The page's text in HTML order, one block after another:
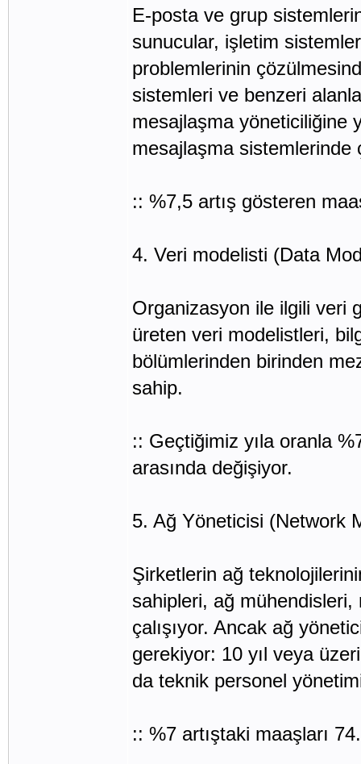
E-posta ve grup
sunucular, işletim
problemlerinin
sistemleri ve benzeri
mesajlaşma yöneticiliğine
mesajlaşma sistemlerinde
:: %7,5 artış gösteren
4. Veri modelisti (Data
Organizasyon ile ilgili veri
üreten veri modelistleri,
bölümlerinden birinden
sahip.
:: Geçtiğimiz yıla oranla
arasında değişiyor.
5. Ağ Yöneticisi (Network
Şirketlerin ağ
sahipleri, ağ
çalışıyor. Ancak ağ
gerekiyor: 10 yıl veya
da teknik personel
:: %7 artıştaki maaşları